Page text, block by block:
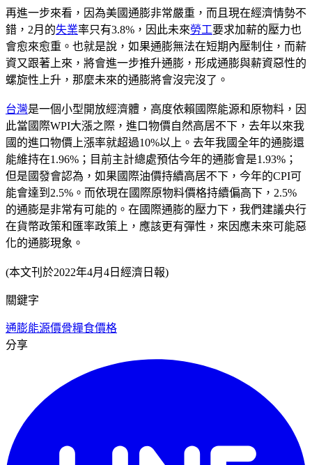
再進一步來看，因為美國通膨非常嚴重，而且現在經濟情勢不
錯，2月的失業率只有3.8%，因此未來勞工要求加薪的壓力也
會愈來愈重。也就是說，如果通膨無法在短期內壓制住，而薪
資又跟著上來，將會進一步推升通膨，形成通膨與薪資惡性的
螺旋性上升，那麼未來的通膨將會沒完沒了。
台灣是一個小型開放經濟體，高度依賴國際能源和原物料，因
此當國際WPI大漲之際，進口物價自然高居不下，去年以來我
國的進口物價上漲率就超過10%以上。去年我國全年的通膨還
能維持在1.96%；目前主計總處預估今年的通膨會是1.93%；
但是國發會認為，如果國際油價持續高居不下，今年的CPI可
能會達到2.5%。而依現在國際原物料價格持續偏高下，2.5%
的通膨是非常有可能的。在國際通膨的壓力下，我們建議央行
在貨幣政策和匯率政策上，應該更有彈性，來因應未來可能惡
化的通膨現象。
(本文刊於2022年4月4日經濟日報)
關鍵字
通膨能源價骨糧食價格
分享